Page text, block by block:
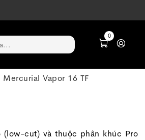
0
Mercurial Vapor 16 TF
(low-cut) và thuộc phân khúc Pro